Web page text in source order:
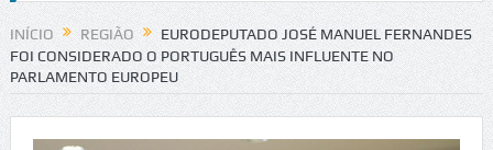
INÍCIO REGIÃO
EURODEPUTADO JOSÉ MANUEL FERNANDES
FOI CONSIDERADO O PORTUGUÊS MAIS INFLUENTE NO
PARLAMENTO EUROPEU